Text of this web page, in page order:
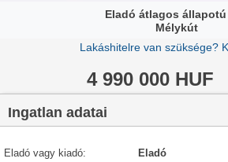
Eladó átlagos állapotú
Mélykút
Lakáshitelre van szüksége?
4 990 000 HUF
Ingatlan adatai
Eladó vagy kiadó:
Eladó